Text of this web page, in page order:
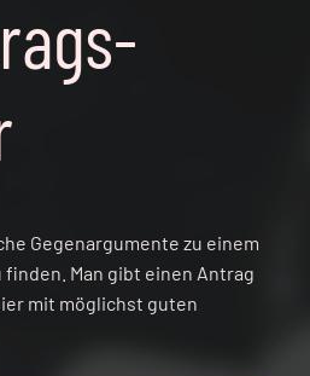
Gegenargumente zu einem
Man gibt einen Antrag
mit möglichst guten